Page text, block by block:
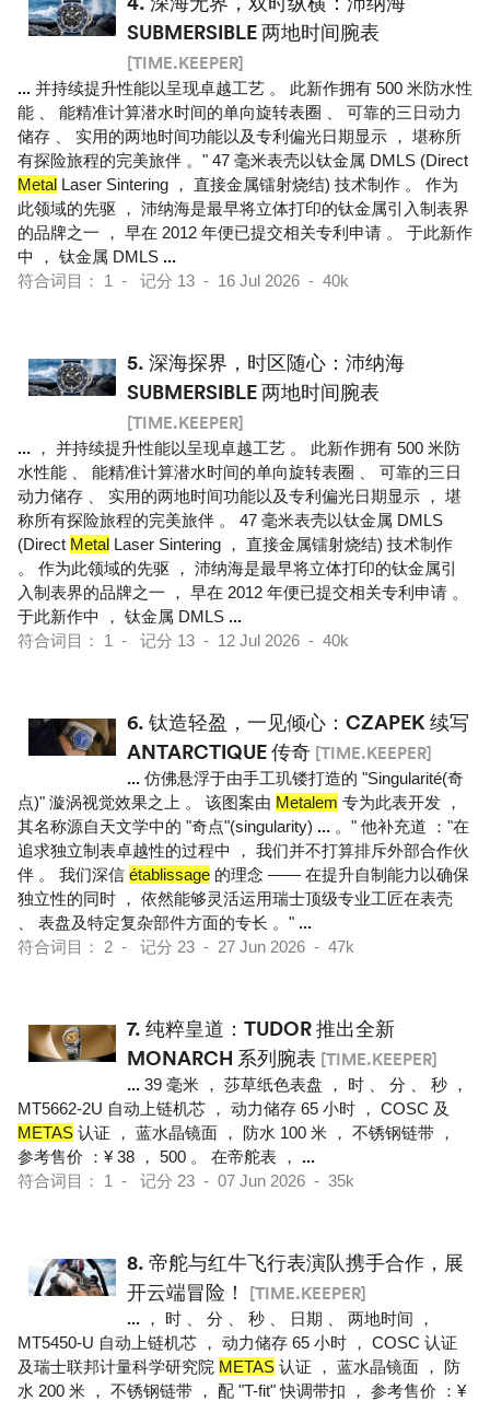
SUBMERSIBLE 两地时间腕表
[TIME.KEEPER]
... 并持续提升性能以呈现卓越工艺 。 此新作拥有 500 米防水性
能 、 能精准计算潜水时间的单向旋转表圈 、 可靠的三日动力
储存 、 实用的两地时间功能以及专利偏光日期显示 ， 堪称所
有探险旅程的完美旅伴 。" 47 毫米表壳以钛金属 DMLS (Direct
Metal Laser Sintering ， 直接金属镭射烧结) 技术制作 。 作为
此领域的先驱 ， 沛纳海是最早将立体打印的钛金属引入制表界
的品牌之一 ， 早在 2012 年便已提交相关专利申请 。 于此新作
中 ， 钛金属 DMLS ...
符合词目： 1 - 记分 13 - 16 Jul 2026 - 40k
5. 深海探界，时区随心：沛纳海
SUBMERSIBLE 两地时间腕表
[TIME.KEEPER]
... ， 并持续提升性能以呈现卓越工艺 。 此新作拥有 500 米防
水性能 、 能精准计算潜水时间的单向旋转表圈 、 可靠的三日
动力储存 、 实用的两地时间功能以及专利偏光日期显示 ， 堪
称所有探险旅程的完美旅伴 。 47 毫米表壳以钛金属 DMLS
(Direct Metal Laser Sintering ， 直接金属镭射烧结) 技术制作
。 作为此领域的先驱 ， 沛纳海是最早将立体打印的钛金属引
入制表界的品牌之一 ， 早在 2012 年便已提交相关专利申请 。
于此新作中 ， 钛金属 DMLS ...
符合词目： 1 - 记分 13 - 12 Jul 2026 - 40k
6. 钛造轻盈，一见倾心：CZAPEK 续写
ANTARCTIQUE 传奇 [TIME.KEEPER]
... 仿佛悬浮于由手工玑镂打造的 "Singularité(奇
点)" 漩涡视觉效果之上 。 该图案由 Metalem 专为此表开发 ，
其名称源自天文学中的 "奇点"(singularity) ... 。" 他补充道 ："在
追求独立制表卓越性的过程中 ， 我们并不打算排斥外部合作伙
伴 。 我们深信 établissage 的理念 —— 在提升自制能力以确保
独立性的同时 ， 依然能够灵活运用瑞士顶级专业工匠在表壳
、 表盘及特定复杂部件方面的专长 。" ...
符合词目： 2 - 记分 23 - 27 Jun 2026 - 47k
7. 纯粹皇道：TUDOR 推出全新
MONARCH 系列腕表 [TIME.KEEPER]
... 39 毫米 ， 莎草纸色表盘 ， 时 、 分 、 秒 ，
MT5662-2U 自动上链机芯 ， 动力储存 65 小时 ， COSC 及
METAS 认证 ， 蓝水晶镜面 ， 防水 100 米 ， 不锈钢链带 ，
参考售价 ：¥ 38 ， 500 。 在帝舵表 ， ...
符合词目： 1 - 记分 23 - 07 Jun 2026 - 35k
8. 帝舵与红牛飞行表演队携手合作，展
开云端冒险！
[TIME.KEEPER]
... ， 时 、 分 、 秒 、 日期 、 两地时间 ，
MT5450-U 自动上链机芯 ， 动力储存 65 小时 ， COSC 认证
及瑞士联邦计量科学研究院 METAS 认证 ， 蓝水晶镜面 ， 防
水 200 米 ， 不锈钢链带 ， 配 "T-fit" 快调带扣 ， 参考售价 ：¥